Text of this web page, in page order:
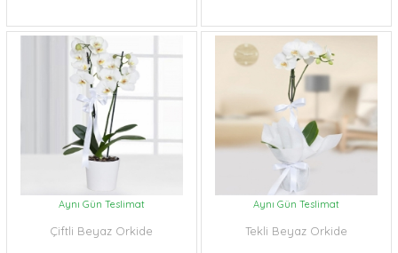
Aynı Gün Teslimat
Çiftli Beyaz Orkide
Aynı Gün Teslimat
Tekli Beyaz Orkide